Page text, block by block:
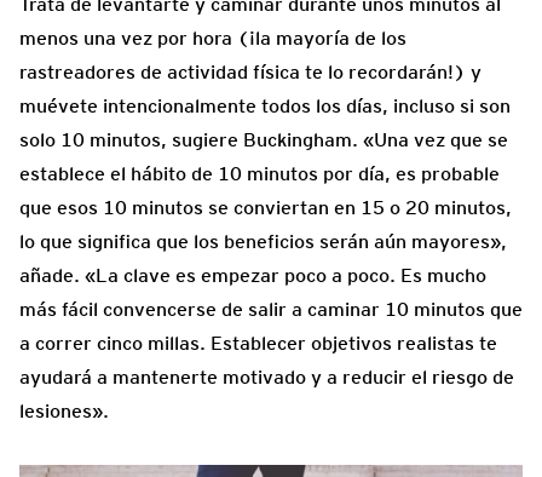
menos una vez por hora (¡la mayoría de los
rastreadores de actividad física te lo recordarán!) y
muévete intencionalmente todos los días, incluso si son
solo 10 minutos, sugiere Buckingham. «Una vez que se
establece el hábito de 10 minutos por día, es probable
que esos 10 minutos se conviertan en 15 o 20 minutos,
lo que significa que los beneficios serán aún mayores»,
añade. «La clave es empezar poco a poco. Es mucho
más fácil convencerse de salir a caminar 10 minutos que
a correr cinco millas. Establecer objetivos realistas te
ayudará a mantenerte motivado y a reducir el riesgo de
lesiones».